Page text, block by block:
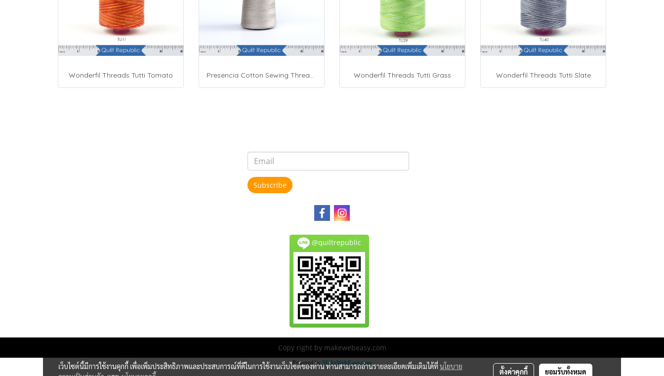
Wonderfil Threads Tutti Tomato Presencia Cotton Sewing Thread 3-ply 60wt 4882 Yards Grey Wonderfil Threads Tutti Grass Wonderfil Threads Tutti Slate
Subscribe
@quiltrepublic
Copy right by makewebeasy.com
Powered by MakeWebEasy.com
เว็บไซต์นี้มีการใช้งานคุกกี้ เพื่อเพิ่มประสิทธิภาพและประสบการณ์ที่ดีในการใช้งานเว็บไซต์ของท่าน ท่านสามารถอ่านรายละเอียดเพิ่มเติมได้ที่นโยบาย
ตั้งค่าคุกกี้ ยอมรับทั้งหมด